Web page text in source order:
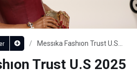
Messıka Fashıon Trust U.S
Trust U.S 2025